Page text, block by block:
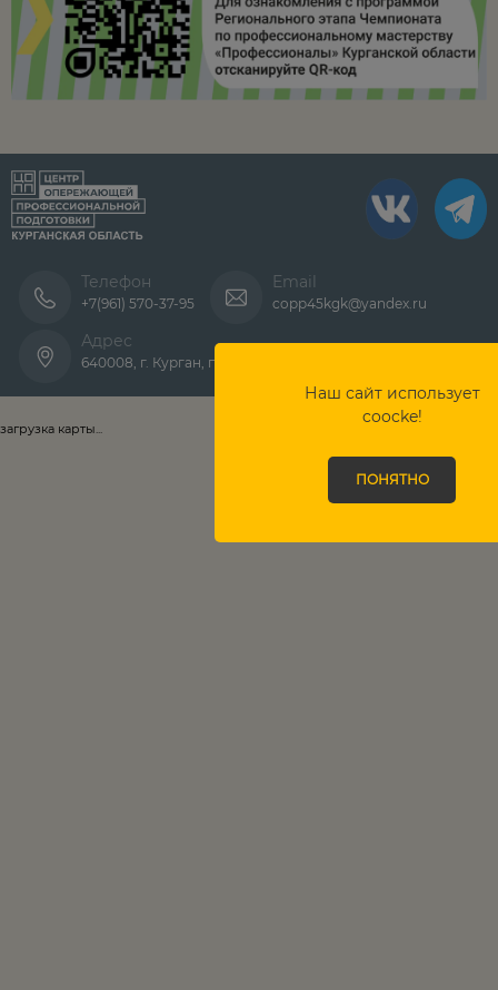
Телефон
+7(961) 570-37-95
Email
copp45kgk@yandex.ru
Адрес
640008, г. Курган, пр. Конституции, д. 68
загрузка карты...
Наш сайт использует
coocke!
ПОНЯТНО